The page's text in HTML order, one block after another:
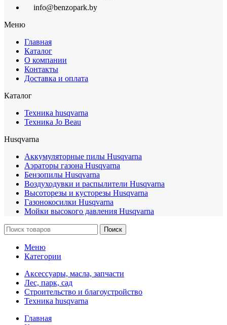
info@benzopark.by
Меню
Главная
Каталог
О компании
Контакты
Доставка и оплата
Каталог
Техника husqvarna
Техника Jo Beau
Husqvarna
Аккумуляторные пилы Husqvarna
Аэраторы газона Husqvarna
Бензопилы Husqvarna
Воздуходувки и распылители Husqvarna
Высоторезы и кусторезы Husqvarna
Газонокосилки Husqvarna
Мойки высокого давления Husqvarna
Поиск
Меню
Категории
Аксессуары, масла, запчасти
Лес, парк, сад
Строительство и благоустройство
Техника husqvarna
Главная